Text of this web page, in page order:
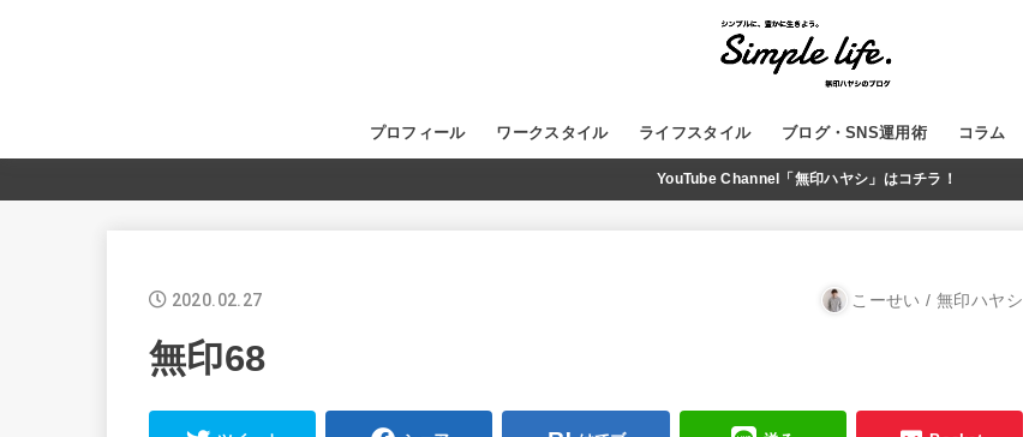
プロフィール ワークスタイル ライフスタイル
GADGET
MUJI
ブログ・SNS運用術
WordPress
ブログ運営
SNS
YouTube
コラム
YouTube Channel「無印ハヤシ」はコチラ！
2020.02.27 こーせい / 無印ハヤシ
無印68